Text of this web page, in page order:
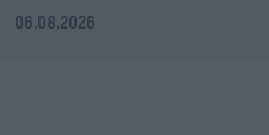
06.08.2026